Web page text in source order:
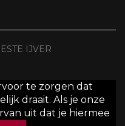
IJVER
te zorgen dat
draait. Als je onze
uit dat je hiermee